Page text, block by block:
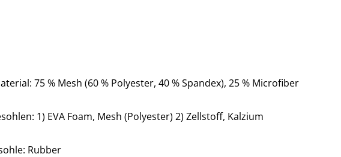
75 % Mesh (60 % Polyester, 40 % Spandex), 25 % Microfiber
1) EVA Foam, Mesh (Polyester) 2) Zellstoff, Kalzium
Rubber